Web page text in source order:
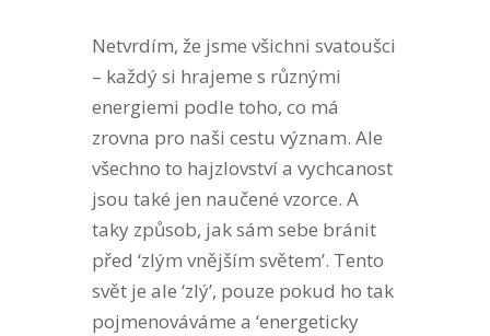
Netvrdím, že jsme všichni svatoušci
– každý si hrajeme s různými
energiemi podle toho, co má
zrovna pro naši cestu význam. Ale
všechno to hajzlovství a vychcanost
jsou také jen naučené vzorce. A
taky způsob, jak sám sebe bránit
před ‘zlým vnějším světem’. Tento
svět je ale ‘zlý’, pouze pokud ho tak
pojmenováváme a ‘energeticky